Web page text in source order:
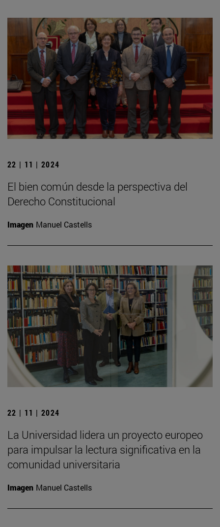
22 | 11 | 2024
El bien común desde la perspectiva del
Derecho Constitucional
Imagen Manuel Castells
22 | 11 | 2024
La Universidad lidera un proyecto europeo
para impulsar la lectura significativa en la
comunidad universitaria
Imagen Manuel Castells